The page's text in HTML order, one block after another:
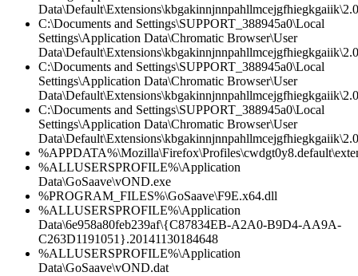
C:\Documents and Settings\SUPPORT_388945a0\Local
Settings\Application Data\Chromatic Browser\User
C:\Documents and Settings\SUPPORT_388945a0\Local
Settings\Application Data\Chromatic Browser\User
C:\Documents and Settings\SUPPORT_388945a0\Local
Settings\Application Data\Chromatic Browser\User
%ALLUSERSPROFILE%\Application
Data\GoSaave\vOND.exe
%PROGRAM_FILES%\GoSaave\F9E.x64.dll
%ALLUSERSPROFILE%\Application
Data\6e958a80feb239af\{C87834EB-A2A0-B9D4-AA9A-
C263D1191051}.20141130184648
%ALLUSERSPROFILE%\Application
Data\GoSaave\vOND.dat